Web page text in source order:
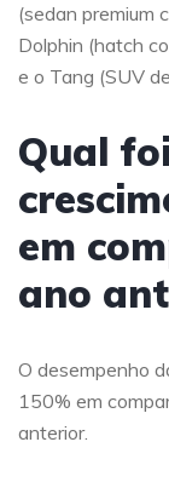
(sedan premium
Dolphin (hatch
e o Tang (SUV
Qual
em
ano
O desempenho
150% em
anterior.